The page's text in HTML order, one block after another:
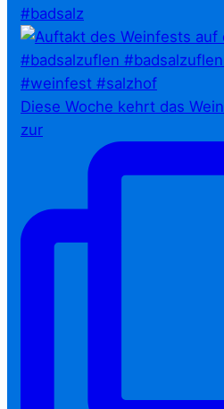
#badsalz
Diese Woche kehrt das
zur